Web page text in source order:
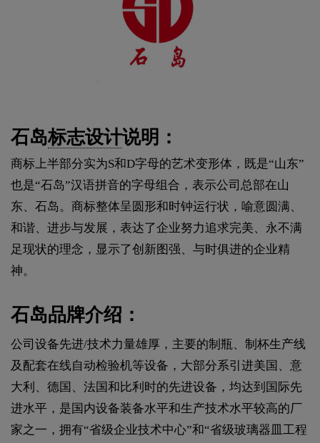
石岛标志设计说明：
商标上半部分实为S和D字母的艺术变形体，既是“山东”
也是“石岛”汉语拼音的字母组合，表示公司总部在山
东、石岛。商标整体呈圆形和时钟运行状，喻意圆满、
和谐、进步与发展，表达了企业努力追求完美、永不满
足现状的理念，显示了创新图强、与时俱进的企业精
神。
石岛品牌介绍：
公司设备先进/技术力量雄厚，主要的制瓶、制杯生产线
及配套在线自动检验机等设备，大部分系引进美国、意
大利、德国、法国和比利时的先进设备，均达到国际先
进水平，是国内设备装备水平和生产技术水平较高的厂
家之一，拥有“省级企业技术中心”和“省级玻璃器皿工程